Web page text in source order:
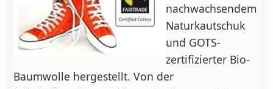
nachwachsendem
Naturkautschuk
und GOTS-
zertifizierter Bio-
Baumwolle hergestellt. Von der